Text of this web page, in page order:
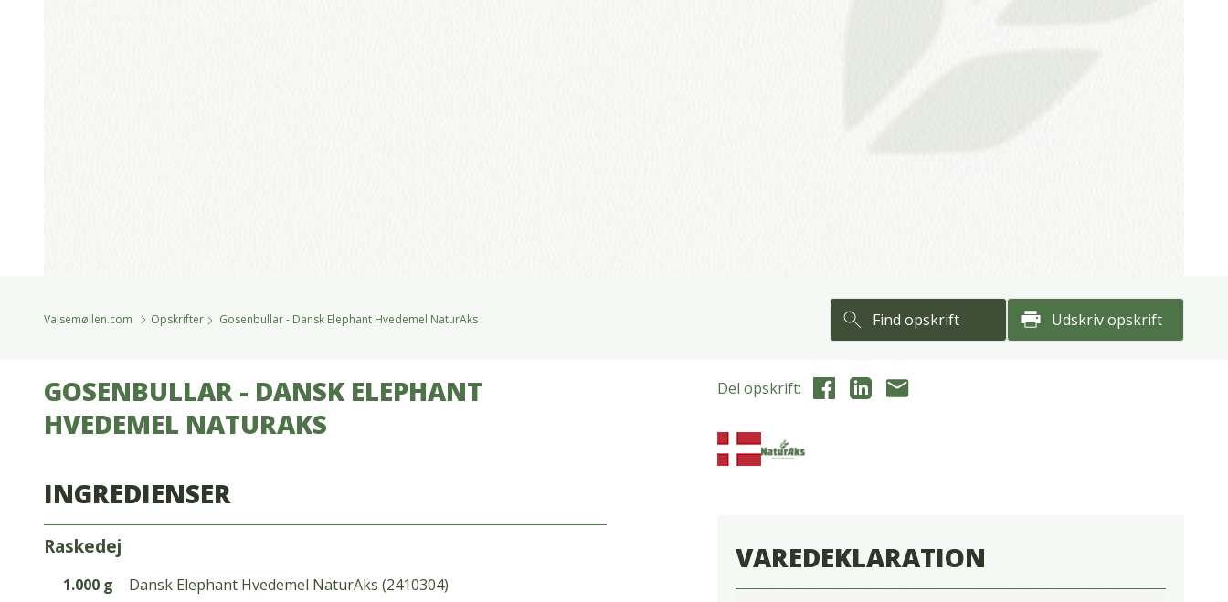
Valsemøllen.com Opskrifter Gosenbullar - Dansk Elephant Hvedemel NaturAks Find opskrift Udskriv opskrift
GOSENBULLAR - DANSK ELEPHANT
HVEDEMEL NATURAKS
INGREDIENSER
raskedej
1.000 g
Dansk Elephant Hvedemel NaturAks (2410304)
Del opskrift:
VAREDEKLARATION